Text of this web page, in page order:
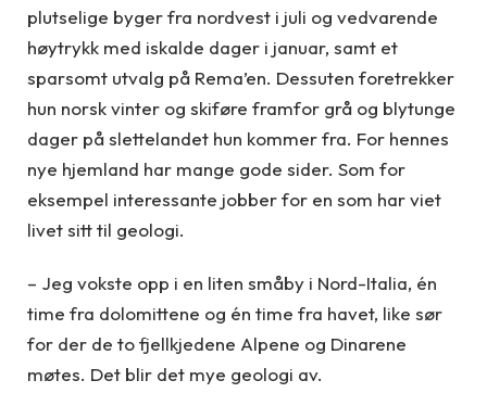
plutselige byger fra nordvest i juli og vedvarende
høytrykk med iskalde dager i januar, samt et
sparsomt utvalg på Rema’en. Dessuten foretrekker
hun norsk vinter og skiføre framfor grå og blytunge
dager på slettelandet hun kommer fra. For hennes
nye hjemland har mange gode sider. Som for
eksempel interessante jobber for en som har viet
livet sitt til geologi.
– Jeg vokste opp i en liten småby i Nord-Italia, én
time fra dolomittene og én time fra havet, like sør
for der de to fjellkjedene Alpene og Dinarene
møtes. Det blir det mye geologi av.